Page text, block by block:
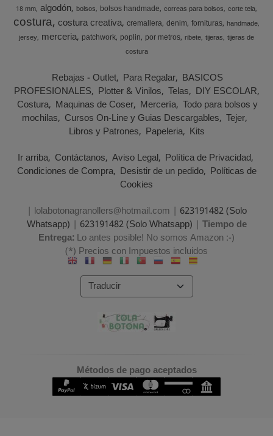
18 mm algodón bolsos bolsos handmade correas para bolsos corte tela
costura costura creativa cremallera denim fornituras handmade
jersey merceria patchwork poplin por metros ribete tijeras tijeras de
costura
Rebajas - Outlet Para Regalar BASICOS
PROFESIONALES Plotter & Vinilos Telas DIY ESCOLAR
Costura Maquinas de Coser Mercería Todo para bolsos y
mochilas Cursos On-Line y Guias Descargables Tejer
Libros y Patrones Papeleria Kits
Ir arriba Contáctanos Aviso Legal Política de Privacidad
Condiciones de Compra Desistir de un pedido Políticas de
Cookies
| lolabotonagranollers@hotmail.com | 623191482 (Solo
Whatsapp) | 623191482 (Solo Whatsapp) | Tiempo de
Entrega:Lo antes posible! No somos Amazon :-)
(*) Precios con Impuestos incluidos
Métodos de pago aceptados